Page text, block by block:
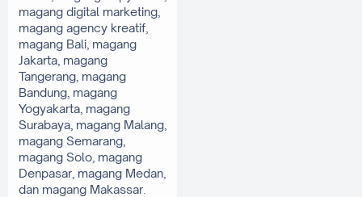
magang digital marketing,
magang agency kreatif,
magang Bali, magang
Jakarta, magang
Tangerang, magang
Bandung, magang
Yogyakarta, magang
Surabaya, magang Malang,
magang Semarang,
magang Solo, magang
Denpasar, magang Medan,
dan magang Makassar.